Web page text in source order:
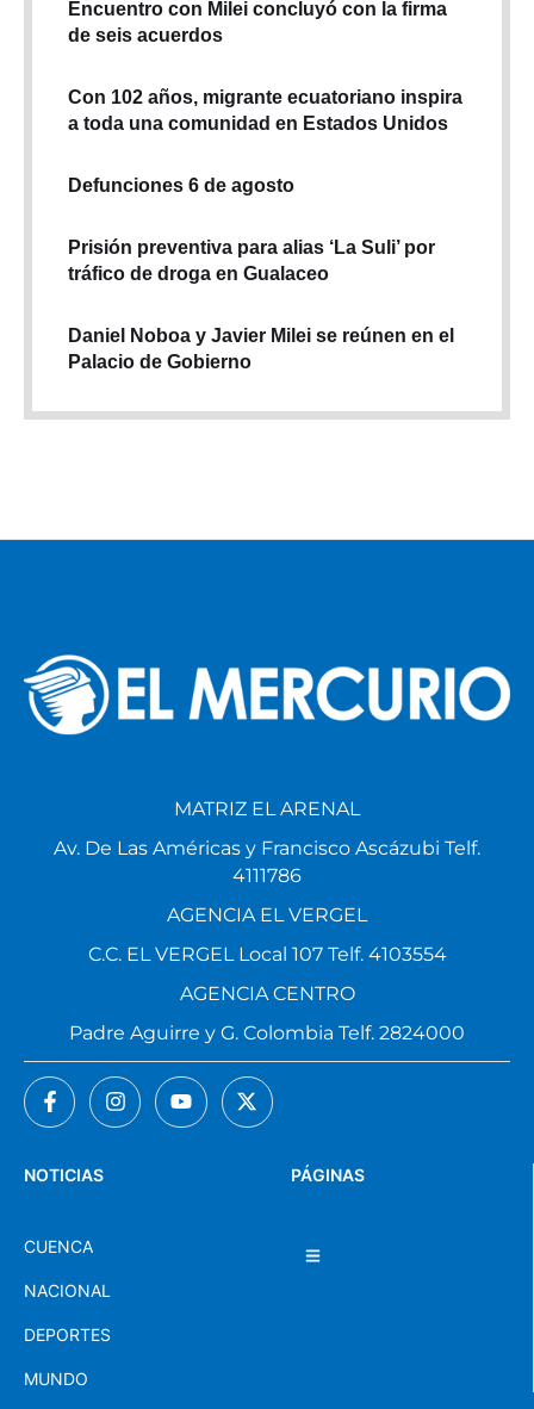
Encuentro con Milei concluyó con la firma
de seis acuerdos
Con 102 años, migrante ecuatoriano inspira
a toda una comunidad en Estados Unidos
Defunciones 6 de agosto
Prisión preventiva para alias ‘La Suli’ por
tráfico de droga en Gualaceo
Daniel Noboa y Javier Milei se reúnen en el
Palacio de Gobierno
PÁGINAS
NOTICIAS
CUENCA
NACIONAL
DEPORTES
MUNDO
MATRIZ EL ARENAL
Av. De Las Américas y Francisco Ascázubi Telf.
4111786
AGENCIA EL VERGEL
C.C. EL VERGEL Local 107 Telf. 4103554
AGENCIA CENTRO
Padre Aguirre y G. Colombia Telf. 2824000